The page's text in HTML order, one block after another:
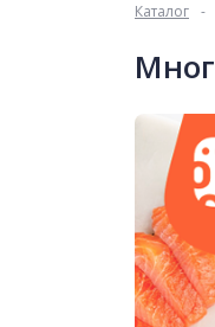
Каталог -